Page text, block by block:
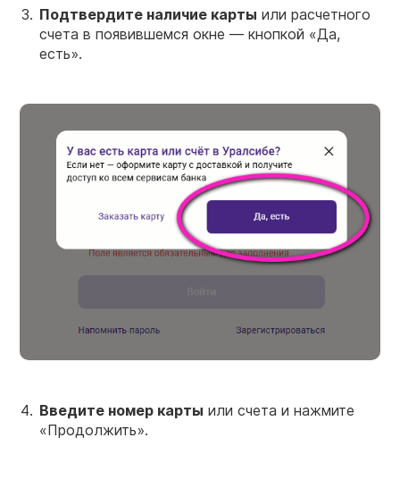
Подтвердите наличие карты или расчетного
счета в появившемся окне — кнопкой «Да,
есть».
Введите номер карты или счета и нажмите
«Продолжить».